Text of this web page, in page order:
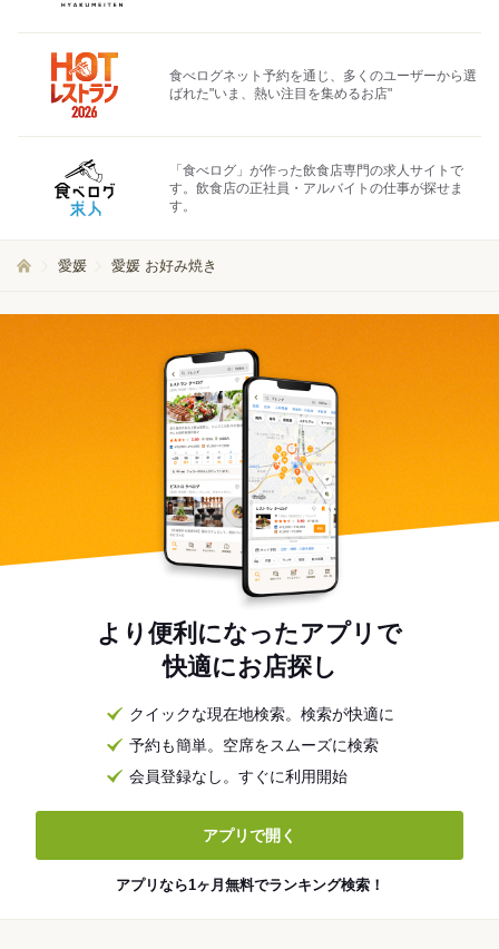
食べログネット予約を通じ、多くのユーザーから選
ばれた"いま、熱い注目を集めるお店"
「食べログ」が作った飲食店専門の求人サイトで
す。飲食店の正社員・アルバイトの仕事が探せま
す。
愛媛 愛媛 お好み焼き
より便利になったアプリで
快適にお店探し
クイックな現在地検索。検索が快適に
予約も簡単。空席をスムーズに検索
会員登録なし。すぐに利用開始
アプリで開く
アプリなら1ヶ月無料でランキング検索！